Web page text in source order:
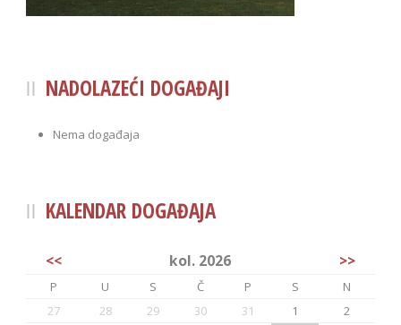
NADOLAZEĆI DOGAĐAJI
Nema događaja
KALENDAR DOGAĐAJA
<< kol. 2026 >>
P U S Č P S
N
27
28 29 30 31 1
2